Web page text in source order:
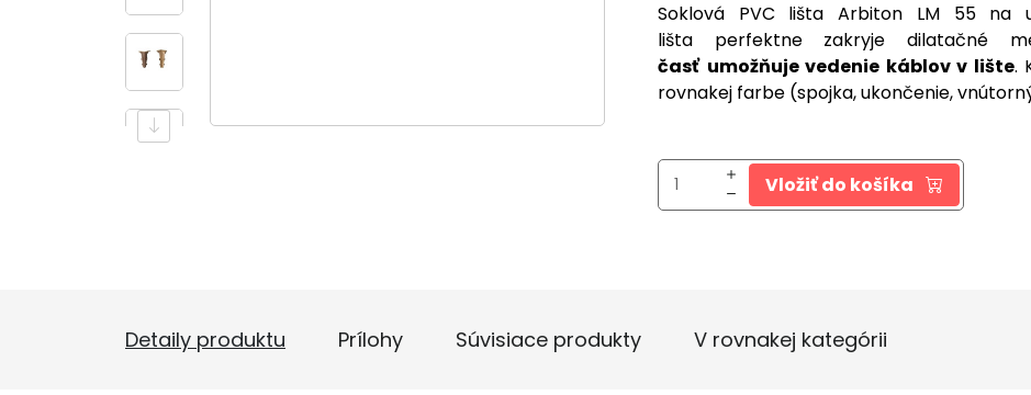
Soklová PVC lišta Arbiton LM 55 na
lišta perfektne zakryje dilatačné
časť umožňuje vedenie káblov v lište.
rovnakej farbe (spojka, ukončenie,
Vložiť do košíka
Detaily produktu Prílohy Súvisiace produkty V rovnakej kategórii